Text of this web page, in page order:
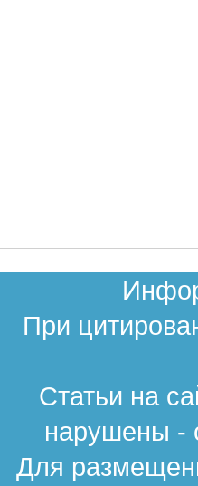
При
Статьи на
нарушены -
Для